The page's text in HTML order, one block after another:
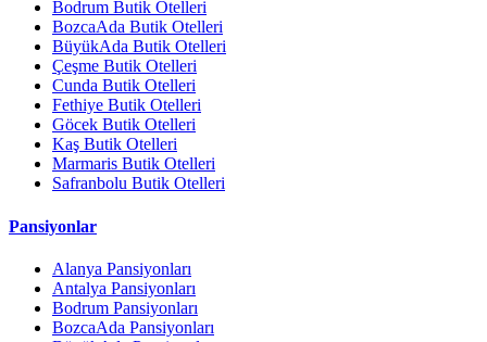
Bodrum Butik Otelleri
BozcaAda Butik Otelleri
BüyükAda Butik Otelleri
Çeşme Butik Otelleri
Cunda Butik Otelleri
Fethiye Butik Otelleri
Göcek Butik Otelleri
Kaş Butik Otelleri
Marmaris Butik Otelleri
Safranbolu Butik Otelleri
Pansiyonlar
Alanya Pansiyonları
Antalya Pansiyonları
Bodrum Pansiyonları
BozcaAda Pansiyonları